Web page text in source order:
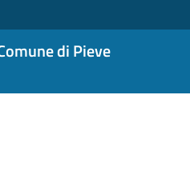
di Pieve